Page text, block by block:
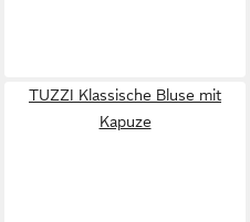
TUZZI Klassische Bluse mit
Kapuze